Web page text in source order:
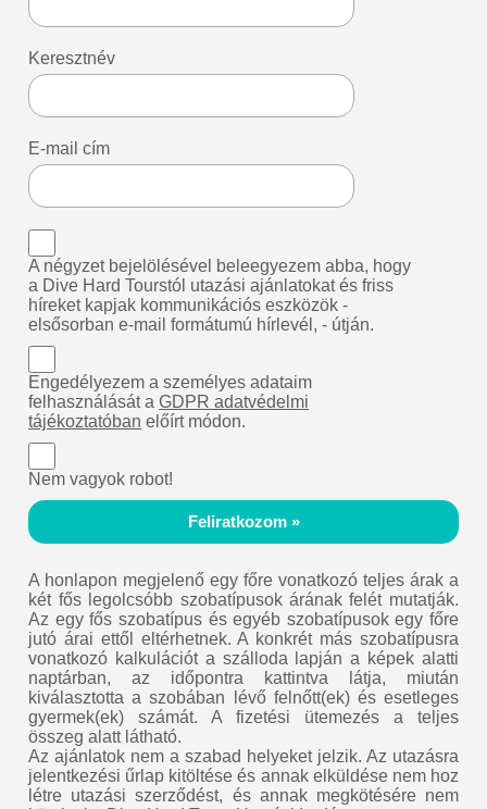
Keresztnév
E-mail cím
A négyzet bejelölésével beleegyezem abba, hogy
a Dive Hard Tourstól utazási ajánlatokat és friss
híreket kapjak kommunikációs eszközök -
elsősorban e-mail formátumú hírlevél, - útján.
Engedélyezem a személyes adataim
felhasználását aGDPR adatvédelmi
tájékoztatóban előírt módon.
Nem vagyok robot!
Feliratkozom »
A honlapon megjelenő egy főre vonatkozó teljes árak a
két fős legolcsóbb szobatípusok árának felét mutatják.
Az egy fős szobatípus és egyéb szobatípusok egy főre
jutó árai ettől eltérhetnek. A konkrét más szobatípusra
vonatkozó kalkulációt a szálloda lapján a képek alatti
naptárban, az időpontra kattintva látja, miután
kiválasztotta a szobában lévő felnőtt(ek) és esetleges
gyermek(ek) számát. A fizetési ütemezés a teljes
összeg alatt látható.
Az ajánlatok nem a szabad helyeket jelzik. Az utazásra
jelentkezési űrlap kitöltése és annak elküldése nem hoz
létre utazási szerződést, és annak megkötésére nem